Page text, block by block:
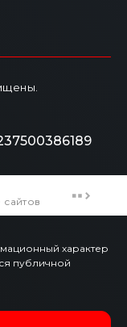
характер
публичной